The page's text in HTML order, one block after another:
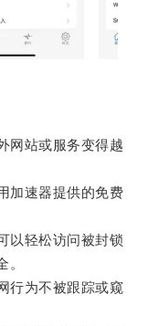
站或服务变得越
速器提供的免费
轻松访问被封锁
。
为不被跟踪或窥